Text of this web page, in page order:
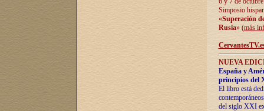
Simposio
«Superación
Rusia» (más
NUEVA
España y
principios del
El libro está
del siglo XXI